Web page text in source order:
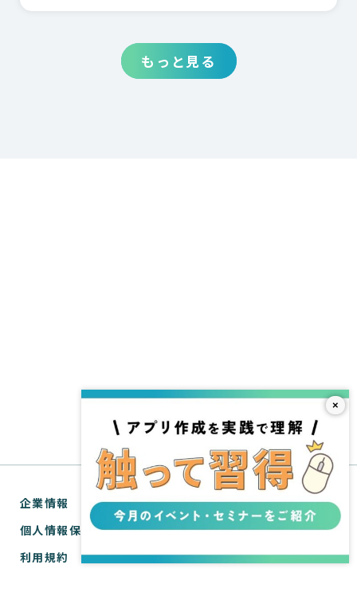
もっと見る
企業情報
個人情報保護方針
利用規約
×